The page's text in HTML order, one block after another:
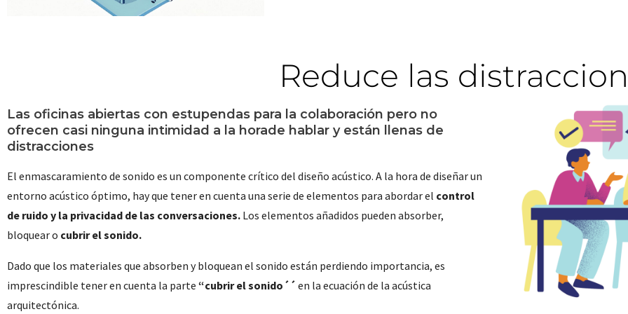
Reduce las
Las oficinas abiertas con estupendas para la colaboración pero no
ofrecen casi ninguna intimidad a la horade hablar y están llenas de
distracciones
El enmascaramiento de sonido es un componente crítico del diseño acústico. A la hora de diseñar un
entorno acústico óptimo, hay que tener en cuenta una serie de elementos para abordar el control
de ruido y la privacidad de las conversaciones. Los elementos añadidos pueden absorber,
bloquear o cubrir el sonido.
Dado que los materiales que absorben y bloquean el sonido están perdiendo importancia, es
imprescindible tener en cuenta la parte “cubrir el sonido´´ en la ecuación de la acústica
arquitectónica.